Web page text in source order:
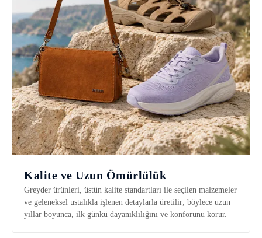
Kalite ve Uzun Ömürlülük
Greyder ürünleri, üstün kalite standartları ile seçilen malzemeler
ve geleneksel ustalıkla işlenen detaylarla üretilir; böylece uzun
yıllar boyunca, ilk günkü dayanıklılığını ve konforunu korur.